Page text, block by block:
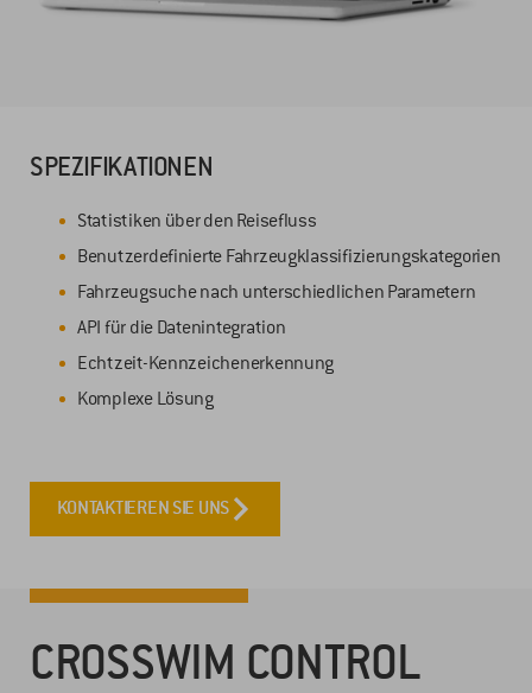
SPEZIFIKATIONEN
Statistiken über den Reisefluss
Benutzerdefinierte Fahrzeugklassifizierungskategorien
Fahrzeugsuche nach unterschiedlichen Parametern
API für die Datenintegration
Echtzeit-Kennzeichenerkennung
Komplexe Lösung
KONTAKTIEREN SIE UNS
CROSSWIM CONTROL